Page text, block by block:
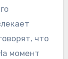
что
момент